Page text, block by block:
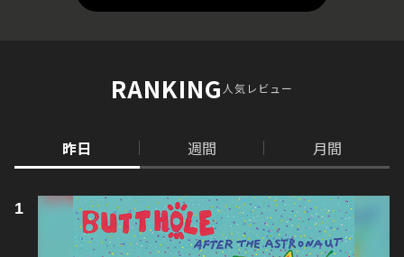
RANKING人気レビュー
昨日 週間 月間